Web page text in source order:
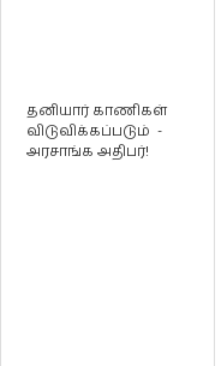
தனியார் காணிகள்
விடுவிக்கப்படும் -
அரசாங்க அதிபர்!